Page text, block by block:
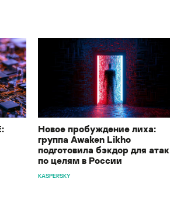
Новое пробуждение лиха:
группа Awaken Likho
подготовила бэкдор для атак
по целям в России
KASPERSKY